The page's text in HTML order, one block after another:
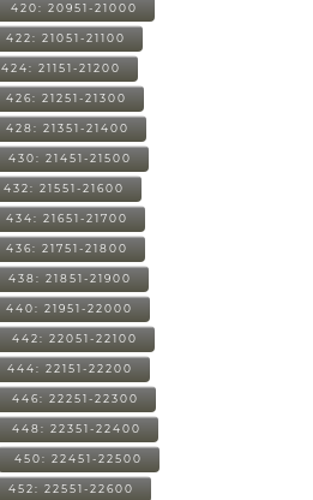
420: 20951-21000
422: 21051-21100
424: 21151-21200
426: 21251-21300
428: 21351-21400
430: 21451-21500
432: 21551-21600
434: 21651-21700
436: 21751-21800
438: 21851-21900
440: 21951-22000
442: 22051-22100
444: 22151-22200
446: 22251-22300
448: 22351-22400
450: 22451-22500
452: 22551-22600